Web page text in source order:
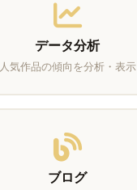
データ分析
人気作品の傾向を分析・表示
ブログ